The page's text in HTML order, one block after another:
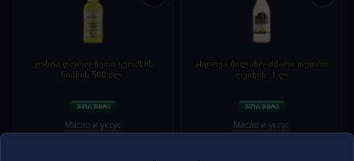
კოსტა დორო-ზეთი ყურძნის
წიპწის 500 მლ.
Масло и уксус
ანდრეა მილანო-ძმარი თეთრი
ღვინის. 1 ლ
Масло и уксус